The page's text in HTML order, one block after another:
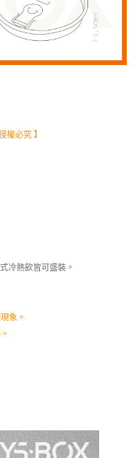
權必究 】
冷熱飲皆可盛裝。
象。